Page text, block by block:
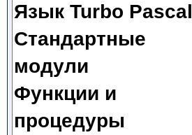
Язык Turbo Pascal
Стандартные
модули
Функции и
процедуры